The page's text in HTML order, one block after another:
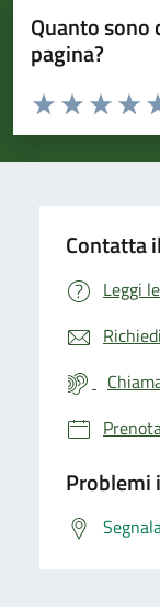
Quanto sono
pagina?
Valuta da 1 a 5 stelle
Valuta 3
Valuta 2
Valuta 1 stelle
Contatta
Leggi
Problemi